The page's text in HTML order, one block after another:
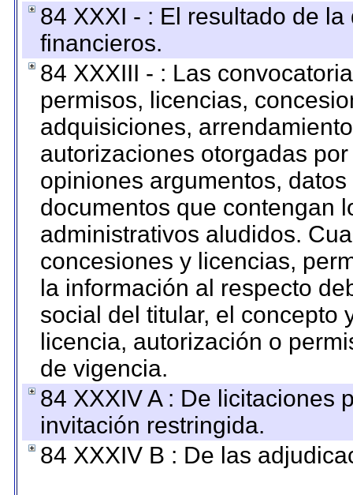
84 XXXI - : El resultado de
financieros.
84 XXXIII - : Las
permisos, licencias,
adquisiciones,
autorizaciones otorgadas
opiniones argumentos,
documentos que contengan
administrativos aludidos.
concesiones y licencias,
la información al respecto
social del titular, el concepto
licencia, autorización o
de vigencia.
84 XXXIV A : De licitaciones
invitación restringida.
84 XXXIV B : De las